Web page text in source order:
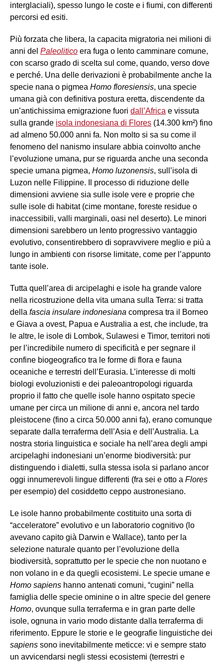
interglaciali), spesso lungo le coste e i fiumi, con differenti
percorsi ed esiti.
Più forzata che libera, la capacita migratoria nei milioni di
anni del Paleolitico era fuga o lento camminare comune,
con scarso grado di scelta sul come, quando, verso dove
e perché. Una delle derivazioni è probabilmente anche la
specie nana o pigmea Homo floresiensis, una specie
umana già con definitiva postura eretta, discendente da
un’antichissima emigrazione fuori dall’Africa e vissuta
sulla grande isola indonesiana di Flores (14.300 km²) fino
ad almeno 50.000 anni fa. Non molto si sa su come il
fenomeno del nanismo insulare abbia coinvolto anche
l’evoluzione umana, pur se riguarda anche una seconda
specie umana pigmea, Homo luzonensis, sull’isola di
Luzon nelle Filippine. Il processo di riduzione delle
dimensioni avviene sia sulle isole vere e proprie che
sulle isole di habitat (cime montane, foreste residue o
inaccessibili, valli marginali, oasi nel deserto). Le minori
dimensioni sarebbero un lento progressivo vantaggio
evolutivo, consentirebbero di sopravvivere meglio e più a
lungo in ambienti con risorse limitate, come per l’appunto
tante isole.
Tutta quell’area di arcipelaghi e isole ha grande valore
nella ricostruzione della vita umana sulla Terra: si tratta
della fascia insulare indonesiana compresa tra il Borneo
e Giava a ovest, Papua e Australia a est, che include, tra
le altre, le isole di Lombok, Sulawesi e Timor, territori noti
per l’incredibile numero di specificità e per segnare il
confine biogeografico tra le forme di flora e fauna
oceaniche e terrestri dell’Eurasia. L’interesse di molti
biologi evoluzionisti e dei paleoantropologi riguarda
proprio il fatto che quelle isole hanno ospitato specie
umane per circa un milione di anni e, ancora nel tardo
pleistocene (fino a circa 50.000 anni fa), erano comunque
separate dalla terraferma dell’Asia e dell’Australia. La
nostra storia linguistica e sociale ha nell’area degli ampi
arcipelaghi indonesiani un’enorme biodiversità: pur
distinguendo i dialetti, sulla stessa isola si parlano ancor
oggi innumerevoli lingue differenti (fra sei e otto a Flores
per esempio) del cosiddetto ceppo austronesiano.
Le isole hanno probabilmente costituito una sorta di
“acceleratore” evolutivo e un laboratorio cognitivo (lo
avevano capito già Darwin e Wallace), tanto per la
selezione naturale quanto per l’evoluzione della
biodiversità, soprattutto per le specie che non nuotano e
non volano in e da quegli ecosistemi. Le specie umane e
Homo sapiens hanno antenati comuni, “cugini” nella
famiglia delle specie ominine o in altre specie del genere
Homo, ovunque sulla terraferma e in gran parte delle
isole, ognuna in vario modo distante dalla terraferma di
riferimento. Eppure le storie e le geografie linguistiche dei
sapiens sono inevitabilmente meticce: vi e sempre stato
un avvicendarsi negli stessi ecosistemi (terrestri e